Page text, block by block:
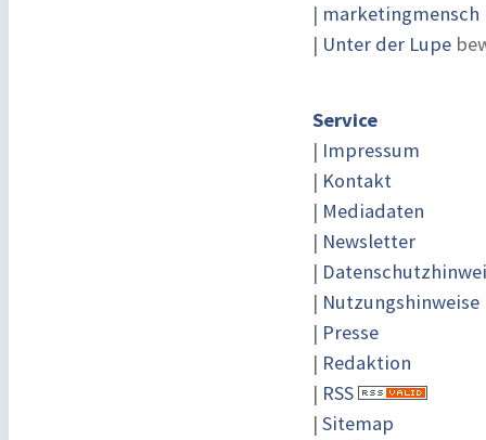
|
| Unter der Lupe
Service
| Impressum
| Kontakt
| Mediadaten
| Newsletter
|
| Nutzungshinweise
| Presse
| Redaktion
| RSS
| Sitemap